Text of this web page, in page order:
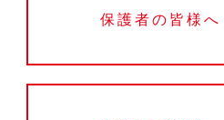
保護者の皆様へ